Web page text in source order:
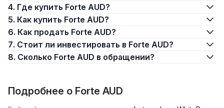
4. Где купить Forte AUD?
5. Как купить Forte AUD?
6. Как продать Forte AUD?
7. Стоит ли инвестировать в Forte AUD?
8. Сколько Forte AUD в обращении?
Подробнее о Forte AUD